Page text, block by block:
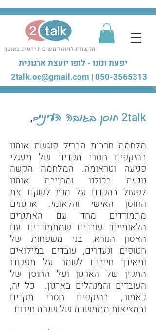
תקשורת לניהול מערכות יחסים בארגון
יפעת ונונו - לופו יועצת ארגונית
050-3565313
|
2talk.oc@gmail.com
2talk חוסן בגובה העיניים,
מלחמת חרבות הברזל פוגשתאותנו
בהיקפים חסרי תקדים של מעגלי
פגיעה וטראומה. המלחמה הקשה
נוגעת בכולנו ומחייבת אותנו
לפעול בהקדם על מנת לשקם את
החוסן האישי והלאומי. ארגונים
מתמודדים מחד עם האתגרים
הלאומיים: עובדים שמתמודדים עם
האסון הנורא, בני משפחות של
חטופים ונעדרים, עובדים במילואים
ומאידך חייבים לשמר על תפקודו
התקין של הארגון ועל החוסן של
העובדים והמנהלים בארגון. כל זה,
כאמור, בהיקפים חסרי תקדים
ובמציאות מתמשכת של שגרת חירום.